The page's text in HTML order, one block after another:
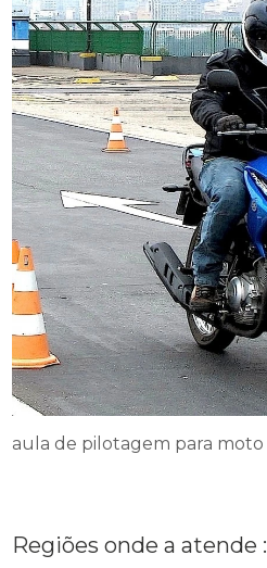
aula de pilotagem para moto
Regiões onde a atende :